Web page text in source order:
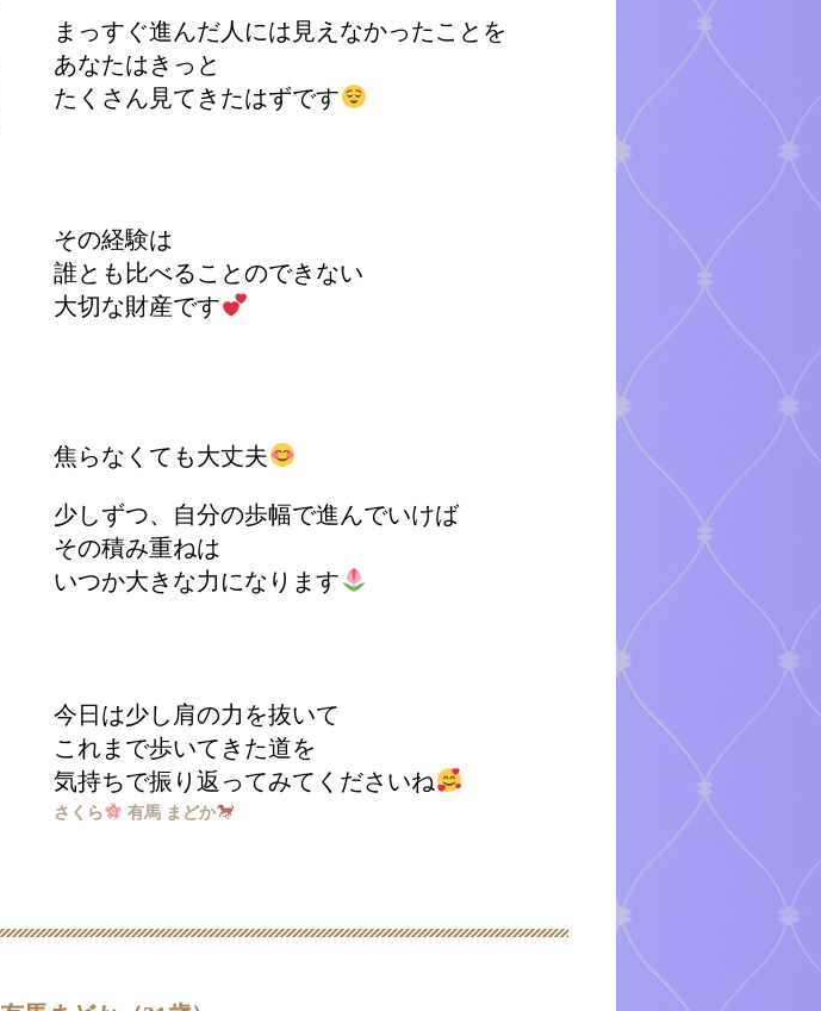
まっすぐ進んだ人には見えなかったことを
あなたはきっと
たくさん見てきたはずです
その経験は
誰とも比べることのできない
大切な財産です
焦らなくても大丈夫
少しずつ、自分の歩幅で進んでいけば
その積み重ねは
いつか大きな力になります
今日は少し肩の力を抜いて
これまで歩いてきた道を
気持ちで振り返ってみてくださいね
さくら 有馬 まどか